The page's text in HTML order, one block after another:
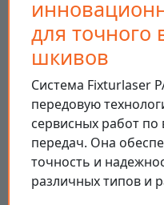
для точного
шкивов
Система Fixturlaser
передовую
сервисных работ
передач. Она
точность и
различных типов и